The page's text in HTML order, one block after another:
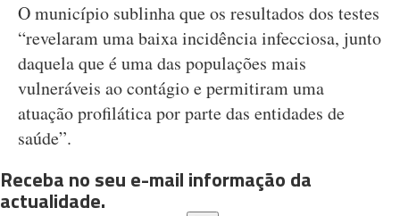
O município sublinha que os resultados dos testes
“revelaram uma baixa incidência infecciosa, junto
daquela que é uma das populações mais
vulneráveis ao contágio e permitiram uma
atuação profilática por parte das entidades de
saúde”.
Receba no seu e-mail informação da
actualidade.